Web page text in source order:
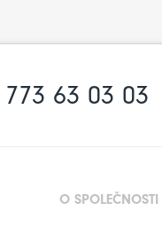
63 03 03
O SPOLEČNOSTI